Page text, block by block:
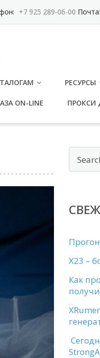
+7 925 289-06-00 Почта:
РЕСУРСЫ
ON-LINE ПРОКСИ
X23 –
Как